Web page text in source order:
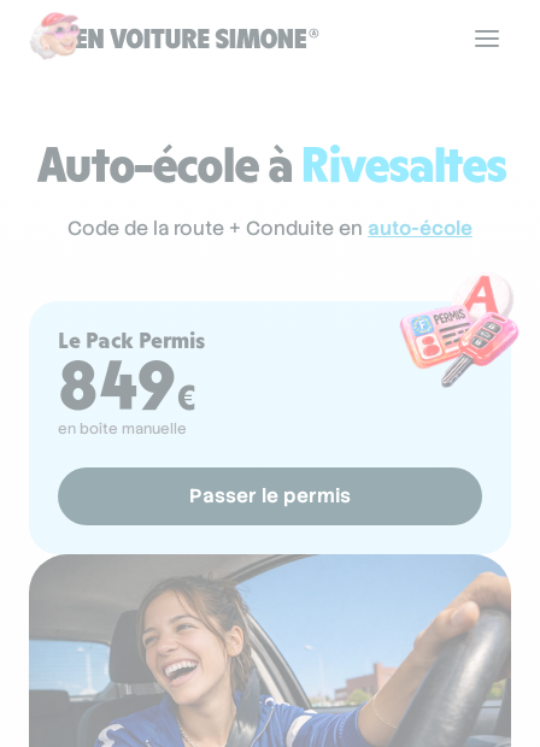
Aide
Se connecter
Auto-école à Rivesaltes
Code de la route + Conduite en auto-école
Le Pack Permis
849€
en boîte manuelle
Passer le permis